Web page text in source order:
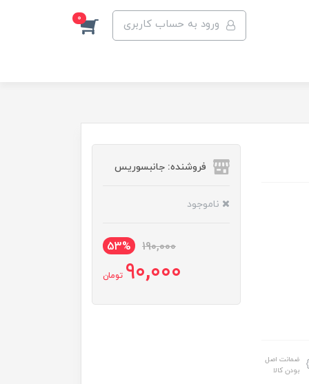
ورود به حساب کاربری 0
ضمانت اصل
بودن کالا
فروشنده: جانبسوریس
ناموجود
190,000
53%
90,000 تومان